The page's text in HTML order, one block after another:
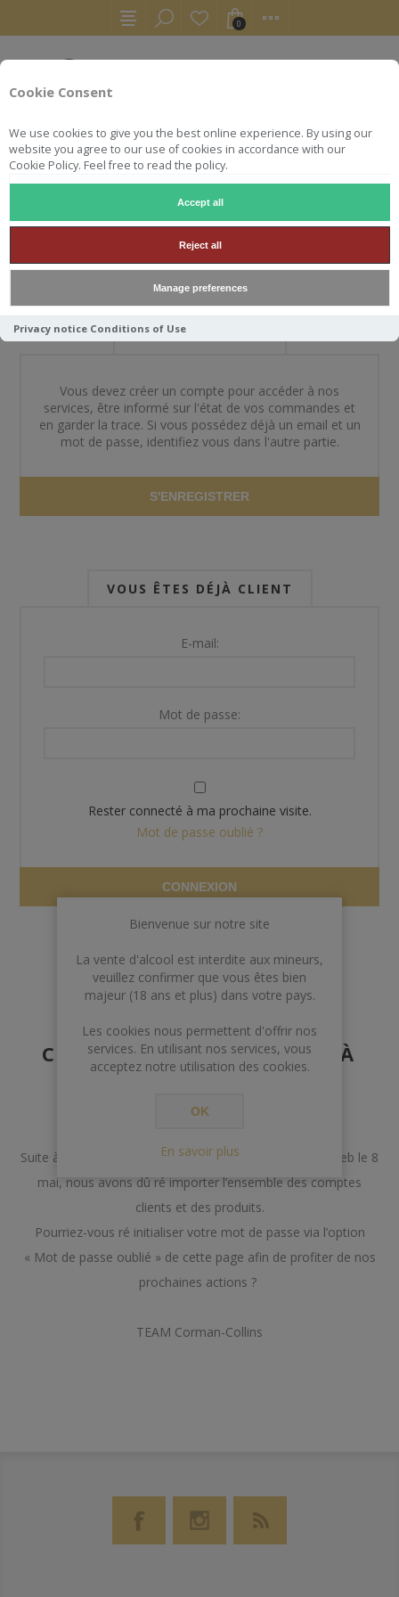
Cookie Consent
We use cookies to give you the best online experience. By using our
website you agree to our use of cookies in accordance with our
Cookie Policy. Feel free to read the policy.
Accept all
Reject all
Manage preferences
Privacy notice Conditions of Use
0
BIENVENUE DANS NOTRE
BOUTIQUE
NOUVEAU CLIENT
Vous devez créer un compte pour accéder à nos
services, être informé sur l'état de vos commandes et
en garder la trace. Si vous possédez déjà un email et un
mot de passe, identifiez vous dans l'autre partie.
S'ENREGISTRER
VOUS ÊTES DÉJÀ CLIENT
E-mail:
Mot de passe:
Rester connecté à ma prochaine visite.
Mot de passe oublié ?
CONNEXION
AVERTISSEMENT AUX
CLIENTS POSSÉDANT DÉJÀ
UN COMPTE
Suite à un incident lors de la mise à jour de notre site web le 8
mai, nous avons dû ré importer l’ensemble des comptes
clients et des produits.
Pourriez-vous ré initialiser votre mot de passe via l’option
« Mot de passe oublié » de cette page afin de profiter de nos
prochaines actions ?
TEAM Corman-Collins
Bienvenue sur notre site
La vente d'alcool est interdite aux mineurs,
veuillez confirmer que vous êtes bien
majeur (18 ans et plus) dans votre pays.
Les cookies nous permettent d'offrir nos
services. En utilisant nos services, vous
acceptez notre utilisation des cookies.
OK
En savoir plus